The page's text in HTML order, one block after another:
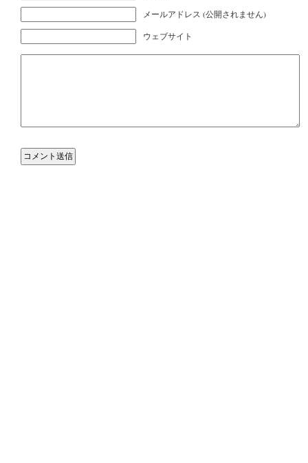
メールアドレス (公開されません)
ウェブサイト